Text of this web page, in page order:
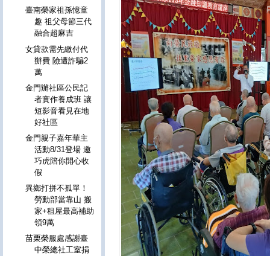
臺南榮家祖孫憶童
趣 祖父母節三代
融合超麻吉
女貸款需先繳付代
辦費 險遭詐騙2
萬
金門辦社區公民記
者實作養成班 讓
短影音看見在地
好社區
金門親子嘉年華主
活動8/31登場 邀
巧虎陪你開心收
假
異鄉打拼不孤單！
勞動部當靠山 搬
家+租屋最高補助
領9萬
苗栗榮服處感謝臺
中榮總社工室捐